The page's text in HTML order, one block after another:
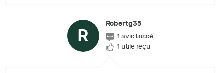
R
Robertg38
1 avis laissé
1 utile reçu